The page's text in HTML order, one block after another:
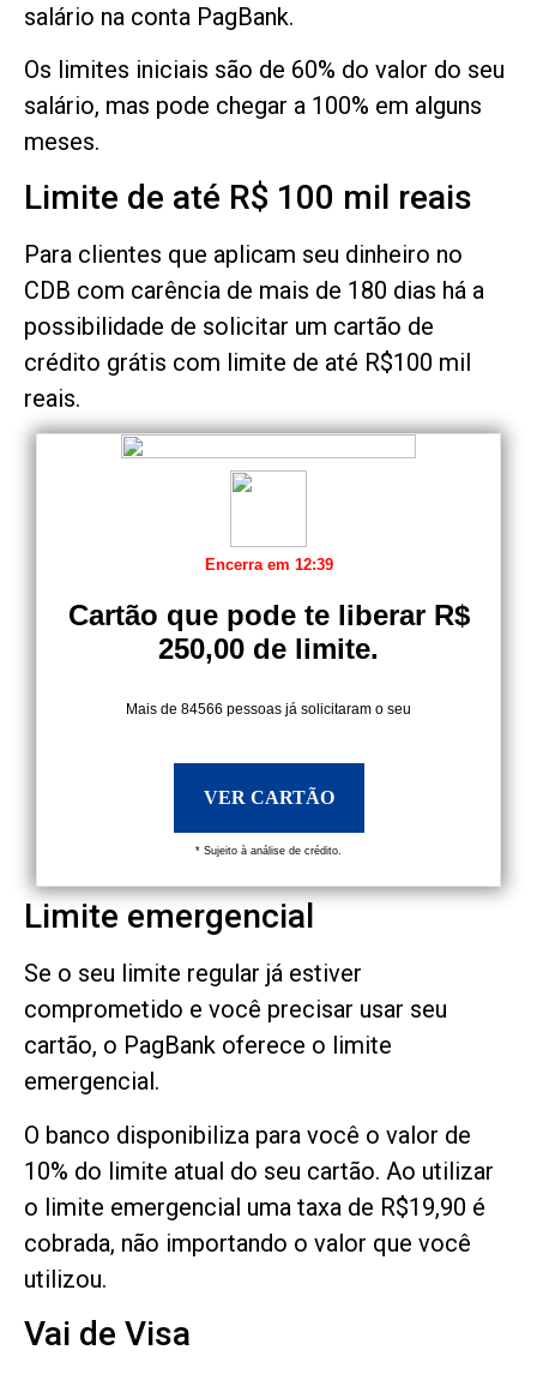
salário na conta PagBank.
Os limites iniciais são de 60% do valor do seu
salário, mas pode chegar a 100% em alguns
meses.
Limite de até R$ 100 mil reais
Para clientes que aplicam seu dinheiro no
CDB com carência de mais de 180 dias há a
possibilidade de solicitar um cartão de
crédito grátis com limite de até R$100 mil
reais.
Encerra em 12:38
Cartão que pode te liberar R$
250,00 de limite.
Mais de 84566 pessoas já solicitaram o seu
VER CARTÃO
* Sujeito à análise de crédito.
Limite emergencial
Se o seu limite regular já estiver
comprometido e você precisar usar seu
cartão, o PagBank oferece o limite
emergencial.
O banco disponibiliza para você o valor de
10% do limite atual do seu cartão. Ao utilizar
o limite emergencial uma taxa de R$19,90 é
cobrada, não importando o valor que você
utilizou.
Vai de Visa